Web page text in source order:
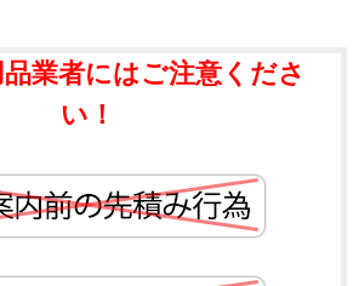
業者にはご注意くださ
い！